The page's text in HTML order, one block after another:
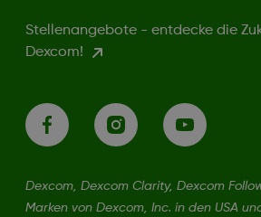
Stellenangebote - entdecke die
Dexcom!
Dexcom, Dexcom Clarity, Dexcom
Marken von Dexcom, Inc. in den USA